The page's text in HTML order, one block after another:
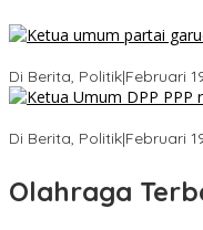
Di Berita, Politik|Februari
Di Berita, Politik|Februari
Olahraga